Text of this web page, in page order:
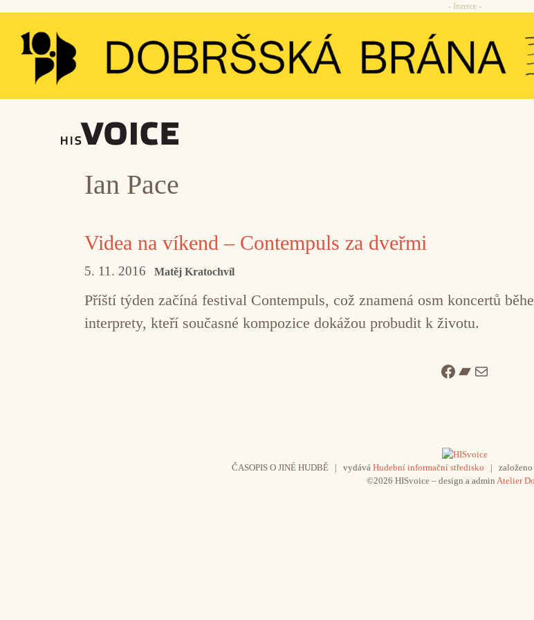
Přeskočit
obsah
- Inzerce -
Ian Pace
Videa na víkend – Contempuls za dveřmi
5. 11. 2016 Matěj Kratochvíl
Příští týden začíná festival Contempuls, což znamená osm koncertů
interprety, kteří současné kompozice dokážou probudit k životu.
Facebook
Bandcamp
Mail
ČASOPIS O JINÉ HUDBĚ | vydává Hudební informační středisko |
©2026 HISvoice – design a admin Atelier